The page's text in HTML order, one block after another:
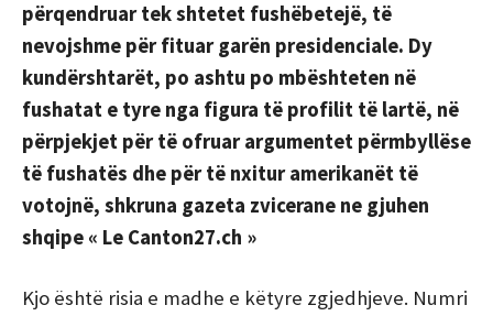
përqendruar tek shtetet fushëbetejë, të
nevojshme për fituar garën presidenciale. Dy
kundërshtarët, po ashtu po mbështeten në
fushatat e tyre nga figura të profilit të lartë, në
përpjekjet për të ofruar argumentet përmbyllëse
të fushatës dhe për të nxitur amerikanët të
votojnë, shkruna gazeta zvicerane ne gjuhen
shqipe « Le Canton27.ch »
Kjo është risia e madhe e këtyre zgjedhjeve. Numri